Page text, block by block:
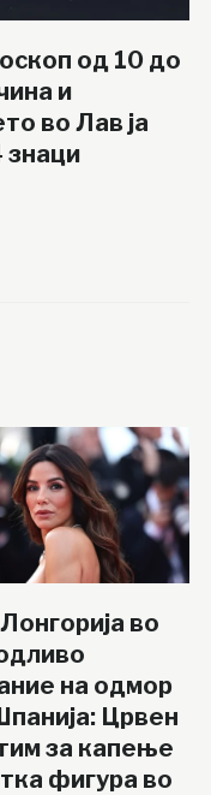
од 10 до
и
во Лав ја
знаци
во
на одмор
Црвен
за капење
фигура во